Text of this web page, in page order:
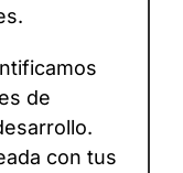
de
con tus